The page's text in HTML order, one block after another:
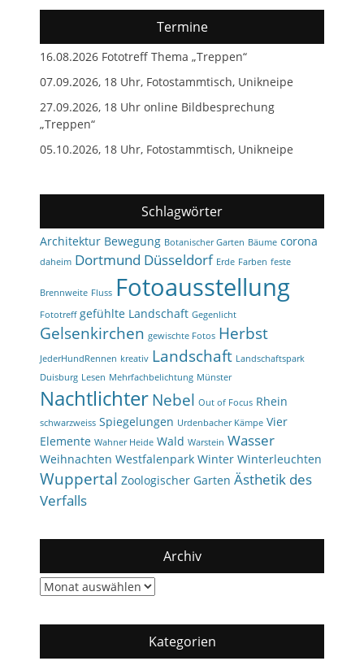
Termine
16.08.2026 Fototreff Thema „Treppen“
07.09.2026, 18 Uhr, Fotostammtisch, Unikneipe
27.09.2026, 18 Uhr online Bildbesprechung
„Treppen“
05.10.2026, 18 Uhr, Fotostammtisch, Unikneipe
Schlagwörter
Architektur Bewegung Botanischer Garten Bäume corona
daheim Dortmund Düsseldorf Erde Farben feste
Brennweite Fluss Fotoausstellung
Fototreff gefühlte Landschaft Gegenlicht
Gelsenkirchen gewischte Fotos Herbst
JederHundRennen kreativ Landschaft Landschaftspark
Duisburg Lesen Mehrfachbelichtung Münster
NachtlichterNebel Out of Focus Rhein
schwarzweiss Spiegelungen Urdenbacher Kämpe Vier
Elemente Wahner Heide Wald Warstein Wasser
Weihnachten Westfalenpark Winter Winterleuchten
Wuppertal Zoologischer Garten Ästhetik des
Verfalls
Archiv
Archiv
Kategorien